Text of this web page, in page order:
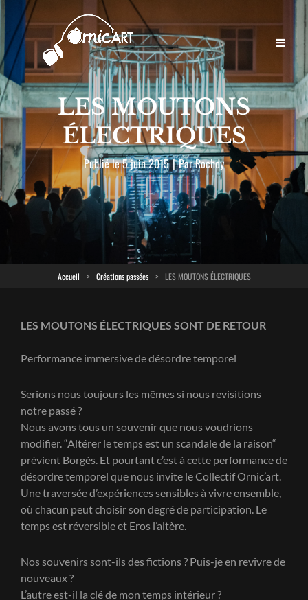
LES MOUTONS
ÉLECTRIQUES
Publié le5 juin 2015 | ParByline
Rochdy
Accueil > Créations passées > LES MOUTONS ÉLECTRIQUES
LES MOUTONS ÉLECTRIQUES SONT DE RETOUR
Performance immersive de désordre temporel
Serions nous toujours les mêmes si nous revisitions
notre passé ?
Nous avons tous un souvenir que nous voudrions
modifier. “Altérer le temps est un scandale de la raison“
prévient Borgès. Et pourtant c’est à cette performance de
désordre temporel que nous invite le Collectif Ornic’art.
Une traversée d’expériences sensibles à vivre ensemble,
où chacun peut choisir son degré de participation. Le
temps est réversible et Eros l’altère.
Nos souvenirs sont-ils des fictions ? Puis-je en revivre de
nouveaux ?
L’autre est-il la clé de mon temps intérieur ?